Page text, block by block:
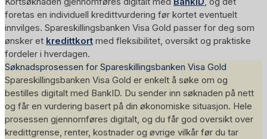
foretas en individuell kredittvurdering før kortet eventuelt
innvilges. Spareskillingsbanken Visa Gold passer for deg som
ønsker et kredittkort med fleksibilitet, oversikt og praktiske
fordeler i hverdagen.
Søknadsprosessen for Spareskillingsbanken Visa Gold
Spareskillingsbanken Visa Gold er enkelt å søke om og
bestilles digitalt med BankID. Du sender inn søknaden på nett
og får en vurdering basert på din økonomiske situasjon. Hele
prosessen gjennomføres digitalt, og du får god oversikt over
kredittgrense, renter, kostnader og øvrige vilkår før du tar